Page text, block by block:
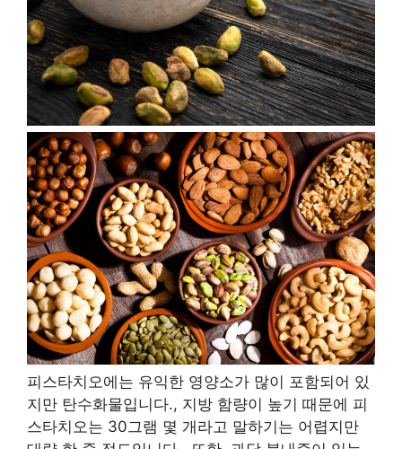
피스타치오에는 유익한 영양소가 많이 포함되어 있
지만 탄수화물입니다., 지방 함량이 높기 때문에 피
스타치오는 30그램 몇 개라고 말하기는 어렵지만